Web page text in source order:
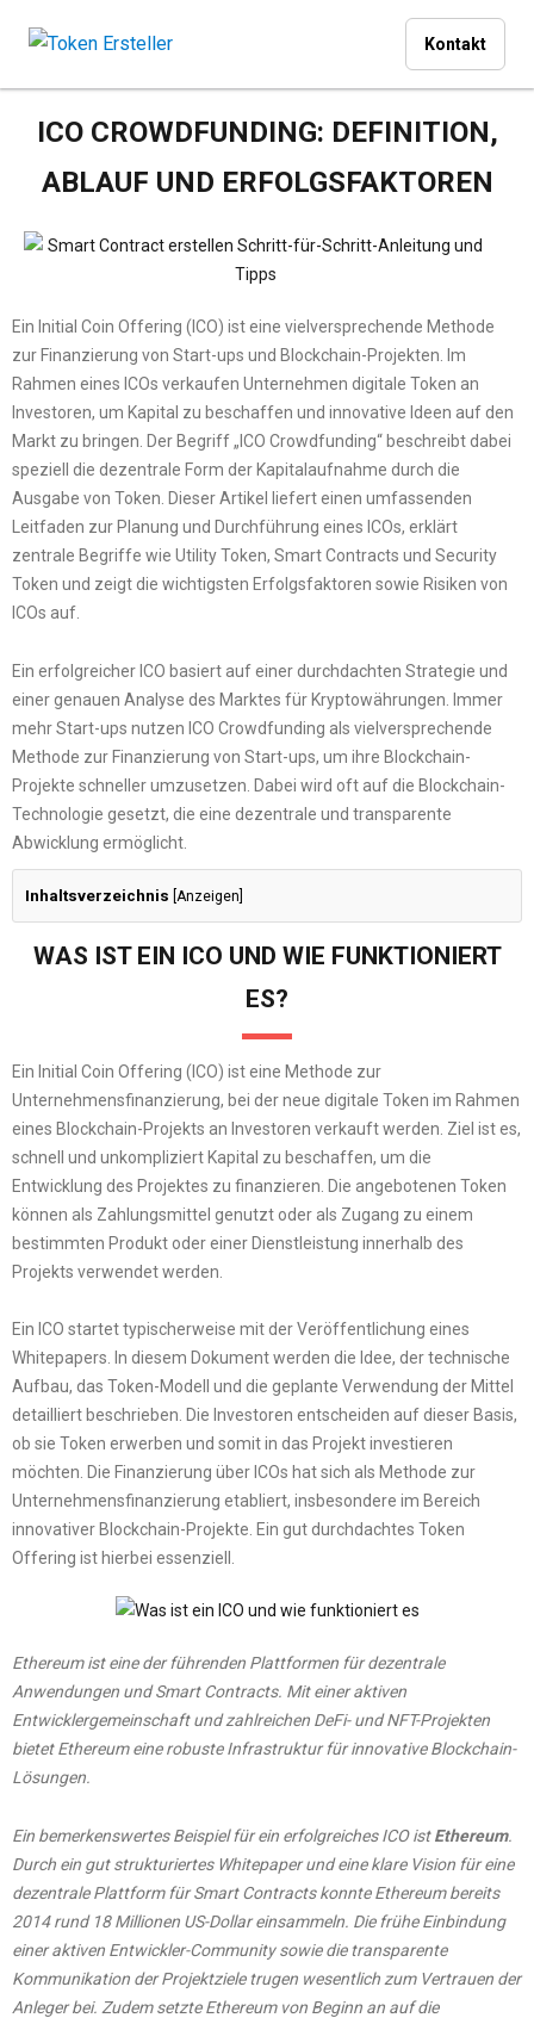
Kontakt
ICO CROWDFUNDING: DEFINITION,
ABLAUF UND ERFOLGSFAKTOREN
Ein Initial Coin Offering (ICO) ist eine vielversprechende Methode
zur Finanzierung von Start-ups und Blockchain-Projekten. Im
Rahmen eines ICOs verkaufen Unternehmen digitale Token an
Investoren, um Kapital zu beschaffen und innovative Ideen auf den
Markt zu bringen. Der Begriff „ICO Crowdfunding“ beschreibt dabei
speziell die dezentrale Form der Kapitalaufnahme durch die
Ausgabe von Token. Dieser Artikel liefert einen umfassenden
Leitfaden zur Planung und Durchführung eines ICOs, erklärt
zentrale Begriffe wie Utility Token, Smart Contracts und Security
Token und zeigt die wichtigsten Erfolgsfaktoren sowie Risiken von
ICOs auf.
Ein erfolgreicher ICO basiert auf einer durchdachten Strategie und
einer genauen Analyse des Marktes für Kryptowährungen. Immer
mehr Start-ups nutzen ICO Crowdfunding als vielversprechende
Methode zur Finanzierung von Start-ups, um ihre Blockchain-
Projekte schneller umzusetzen. Dabei wird oft auf die Blockchain-
Technologie gesetzt, die eine dezentrale und transparente
Abwicklung ermöglicht.
Inhaltsverzeichnis Anzeigen
WAS IST EIN ICO UND WIE FUNKTIONIERT
ES?
Ein Initial Coin Offering (ICO) ist eine Methode zur
Unternehmensfinanzierung, bei der neue digitale Token im Rahmen
eines Blockchain-Projekts an Investoren verkauft werden. Ziel ist es,
schnell und unkompliziert Kapital zu beschaffen, um die
Entwicklung des Projektes zu finanzieren. Die angebotenen Token
können als Zahlungsmittel genutzt oder als Zugang zu einem
bestimmten Produkt oder einer Dienstleistung innerhalb des
Projekts verwendet werden.
Ein ICO startet typischerweise mit der Veröffentlichung eines
Whitepapers. In diesem Dokument werden die Idee, der technische
Aufbau, das Token-Modell und die geplante Verwendung der Mittel
detailliert beschrieben. Die Investoren entscheiden auf dieser Basis,
ob sie Token erwerben und somit in das Projekt investieren
möchten. Die Finanzierung über ICOs hat sich als Methode zur
Unternehmensfinanzierung etabliert, insbesondere im Bereich
innovativer Blockchain-Projekte. Ein gut durchdachtes Token
Offering ist hierbei essenziell.
Ethereum ist eine der führenden Plattformen für dezentrale
Anwendungen und Smart Contracts. Mit einer aktiven
Entwicklergemeinschaft und zahlreichen DeFi- und NFT-Projekten
bietet Ethereum eine robuste Infrastruktur für innovative Blockchain-
Lösungen.
Ein bemerkenswertes Beispiel für ein erfolgreiches ICO istEthereum.
Durch ein gut strukturiertes Whitepaper und eine klare Vision für eine
dezentrale Plattform für Smart Contracts konnte Ethereum bereits
2014 rund 18 Millionen US-Dollar einsammeln. Die frühe Einbindung
einer aktiven Entwickler-Community sowie die transparente
Kommunikation der Projektziele trugen wesentlich zum Vertrauen der
Anleger bei. Zudem setzte Ethereum von Beginn an auf die